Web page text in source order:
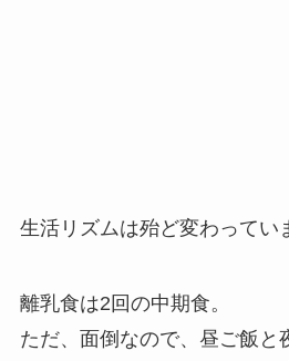
生活リズムは殆ど変わってい
離乳食は2回の中期食。
ただ、面倒なので、昼ご飯と